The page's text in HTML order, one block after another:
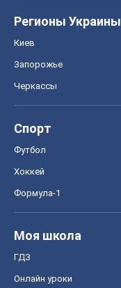
Регионы Украины
Киев
Запорожье
Черкассы
Спорт
Футбол
Хоккей
Формула-1
Моя школа
ГДЗ
Онлайн уроки